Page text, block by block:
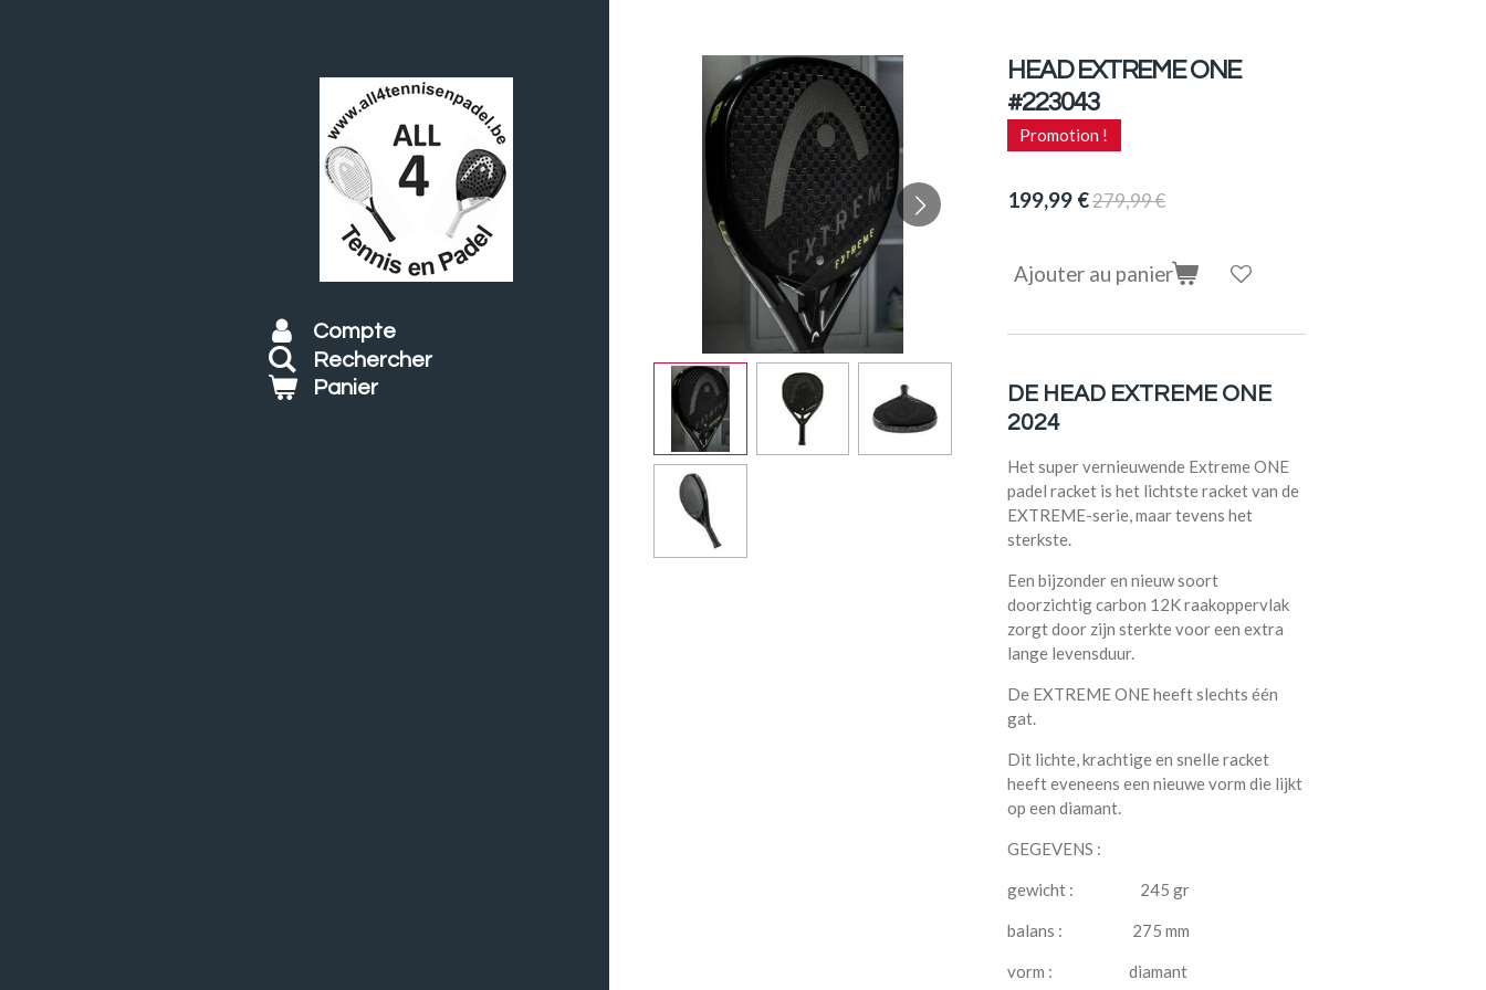
HEAD EXTREME ONE
#223043
Promotion !
199,99 €279,99 €
Ajouter au panier
DE HEAD EXTREME ONE
2024
Het super vernieuwende Extreme ONE
padel racket is het lichtste racket van de
EXTREME-serie, maar tevens het
sterkste.
Een bijzonder en nieuw soort
doorzichtig carbon 12K raakoppervlak
zorgt door zijn sterkte voor een extra
lange levensduur.
De EXTREME ONE heeft slechts één
gat.
Dit lichte, krachtige en snelle racket
heeft eveneens een nieuwe vorm die lijkt
op een diamant.
GEGEVENS :
gewicht : 245 gr
balans : 275 mm
vorm : diamant
Compte
Rechercher
Panier